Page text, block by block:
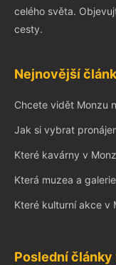
celého světa.
cesty.
Nejnovější
Chcete vidět Monzu
Jak si vybrat
Které kavárny v
Která muzea a
Které kulturní akce v
Poslední články